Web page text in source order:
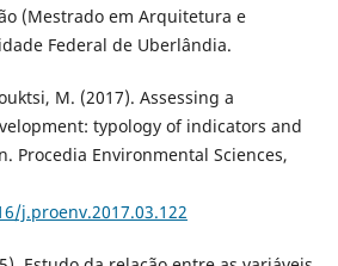
(Mestrado em Arquitetura e
Federal de Uberlândia.
M. (2017). Assessing a
typology of indicators and
Procedia Environmental Sciences,
j.proenv.2017.03.122